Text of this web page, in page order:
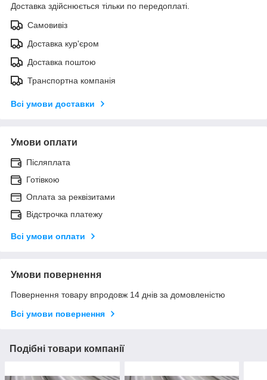
Доставка здійснюється тільки по передоплаті.
Самовивіз
Доставка кур'єром
Доставка поштою
Транспортна компанія
Всі умови доставки
Умови оплати
Післяплата
Готівкою
Оплата за реквізитами
Відстрочка платежу
Всі умови оплати
Умови повернення
Повернення товару впродовж 14 днів за домовленістю
Всі умови повернення
Подібні товари компанії